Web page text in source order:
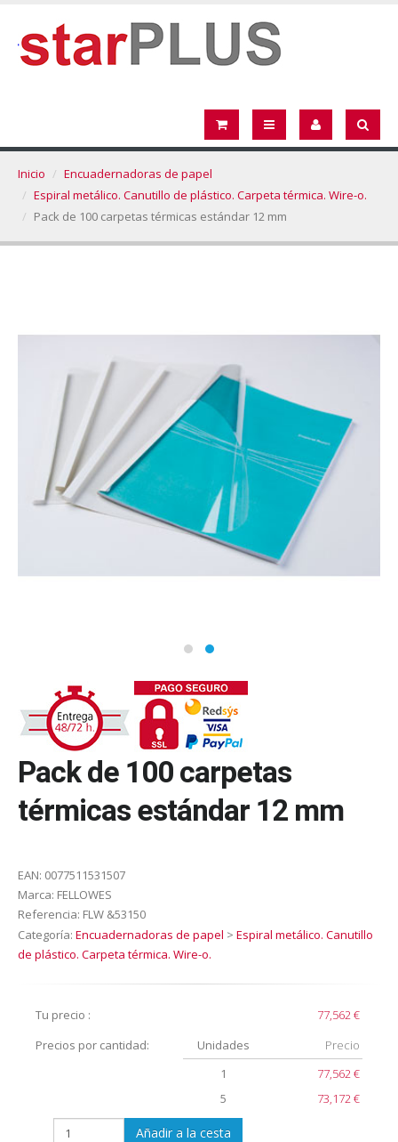
Inicio
Encuadernadoras de papel
Espiral metálico. Canutillo de plástico. Carpeta térmica. Wire-o.
Pack de 100 carpetas térmicas estándar 12 mm
Pack de 100 carpetas
térmicas estándar 12 mm
EAN: 0077511531507
Marca: FELLOWES
Referencia: FLW &53150
Categoría: Encuadernadoras de papel > Espiral metálico. Canutillo
de plástico. Carpeta térmica. Wire-o.
Tu precio :
77,562 €
Precios por cantidad:
Unidades
Precio
1
77,562 €
5
73,172 €
Añadir a la cesta